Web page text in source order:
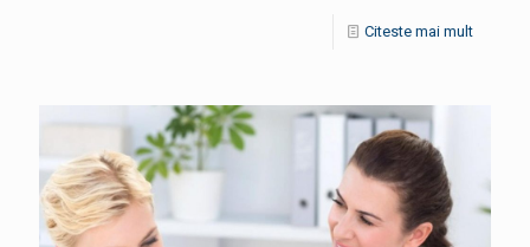
Citeste mai mult